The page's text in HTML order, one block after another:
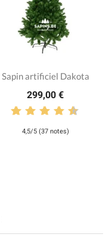
Sapin artificiel Dakota
299,00 €
4,5/5 (37 notes)